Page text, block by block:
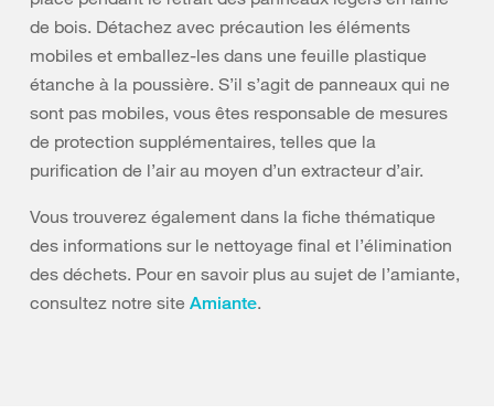
de bois. Détachez avec précaution les éléments
mobiles et emballez-les dans une feuille plastique
étanche à la poussière. S’il s’agit de panneaux qui ne
sont pas mobiles, vous êtes responsable de mesures
de protection supplémentaires, telles que la
purification de l’air au moyen d’un extracteur d’air.
Vous trouverez également dans la fiche thématique
des informations sur le nettoyage final et l’élimination
des déchets. Pour en savoir plus au sujet de l’amiante,
consultez notre site Amiante.